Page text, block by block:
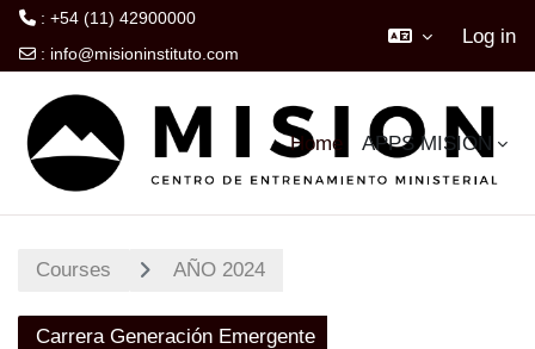
: +54 (11) 42900000
: info@misioninstituto.com
Log in
Home APPS MISION
Courses AÑO 2024
Carrera Generación Emergente